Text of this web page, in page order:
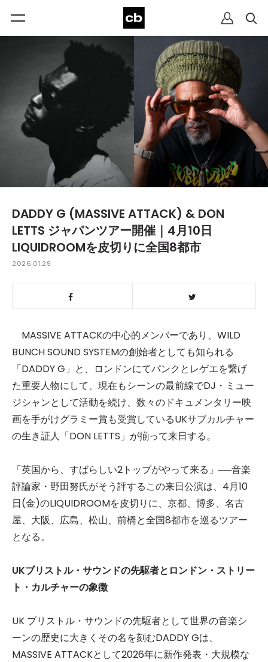
DADDY G (MASSIVE ATTACK) & DON
LETTS ジャパンツアー開催｜4月10日
LIQUIDROOMを皮切りに全国8都市
2026.01.29
MASSIVE ATTACKの中心的メンバーであり、WILD
BUNCH SOUND SYSTEMの創始者としても知られる
「DADDY G」と、ロンドンにてパンクとレゲエを繋げ
た重要人物にして、現在もシーンの最前線でDJ・ミュー
ジシャンとして活動を続け、数々のドキュメンタリー映
画を手がけグラミー賞も受賞しているUKサブカルチャー
の生き証人「DON LETTS」が揃って来日する。
「英国から、すばらしい2トップがやって来る」──音楽
評論家・野田努氏がそう評するこの来日公演は、4月10
日(金)のLIQUIDROOMを皮切りに、京都、博多、名古
屋、大阪、広島、松山、前橋と全国8都市を巡るツアー
となる。
UKブリストル・サウンドの先駆者とロンドン・ストリー
ト・カルチャーの象徴
UK ブリストル・サウンドの先駆者として世界の音楽シ
ーンの歴史に大きくその名を刻むDADDY Gは、
MASSIVE ATTACKとして2026年に新作発表・大規模な